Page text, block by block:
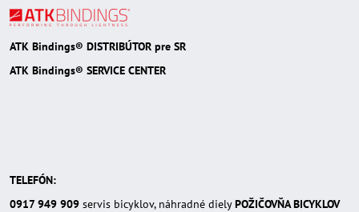
ATK Bindings® DISTRIBÚTOR pre SR
ATK Bindings® SERVICE CENTER
TELEFÓN:
0917 949 909 servis bicyklov, náhradné dielyPOŽIČOVŇA BICYKLOV